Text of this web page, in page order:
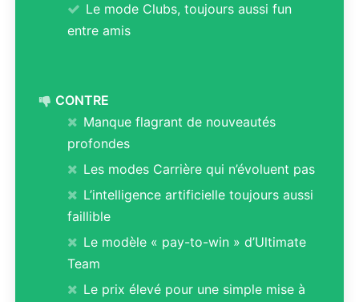
Le mode Clubs, toujours aussi fun
entre amis
CONTRE
Manque flagrant de nouveautés
profondes
Les modes Carrière qui n’évoluent pas
L’intelligence artificielle toujours aussi
faillible
Le modèle « pay-to-win » d’Ultimate
Team
Le prix élevé pour une simple mise à